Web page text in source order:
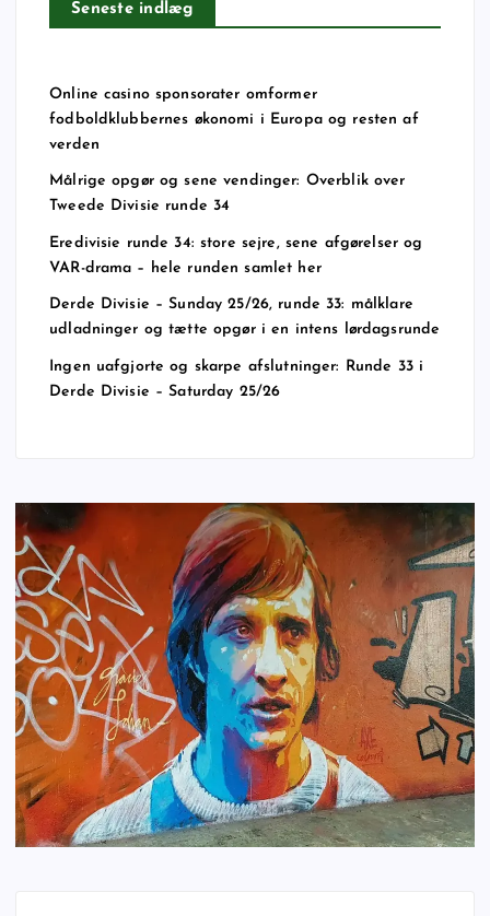
Seneste indlæg
Online casino sponsorater omformer
fodboldklubbernes økonomi i Europa og resten af
verden
Målrige opgør og sene vendinger: Overblik over
Tweede Divisie runde 34
Eredivisie runde 34: store sejre, sene afgørelser og
VAR-drama – hele runden samlet her
Derde Divisie – Sunday 25/26, runde 33: målklare
udladninger og tætte opgør i en intens lørdagsrunde
Ingen uafgjorte og skarpe afslutninger: Runde 33 i
Derde Divisie – Saturday 25/26